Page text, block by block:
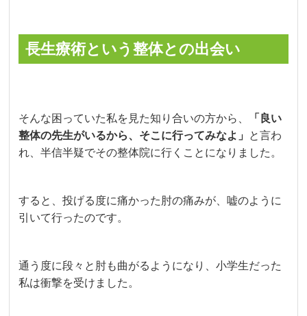
長生療術という整体との出会い
そんな困っていた私を見た知り合いの方から、
「良い
整体の先生がいるから、そこに行ってみなよ」
と言わ
れ、半信半疑でその整体院に行くことになりました。
すると、投げる度に痛かった肘の痛みが、嘘のように
引いて行ったのです。
通う度に段々と肘も曲がるようになり、小学生だった
私は衝撃を受けました。